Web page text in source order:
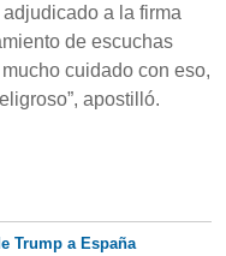
a la firma
de escuchas
cuidado con eso,
apostilló.
Trump a España